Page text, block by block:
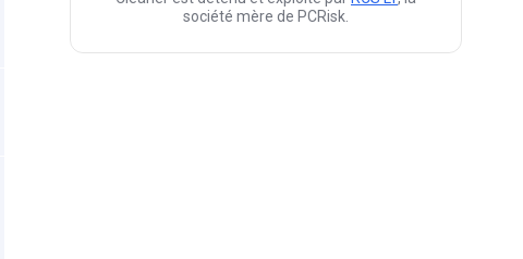
société mère de PCRisk.